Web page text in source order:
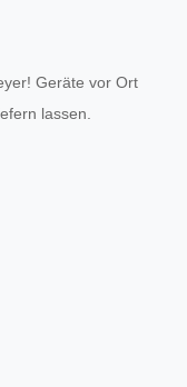
Geräte vor Ort
lassen.